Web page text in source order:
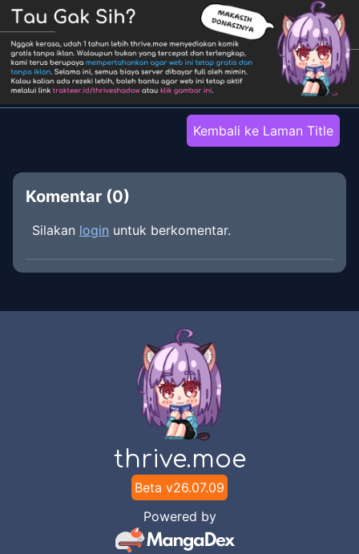
Kembali ke Laman Title
Komentar (0)
Silakan login untuk berkomentar.
thrive.moe
Beta v26.07.09
Powered by